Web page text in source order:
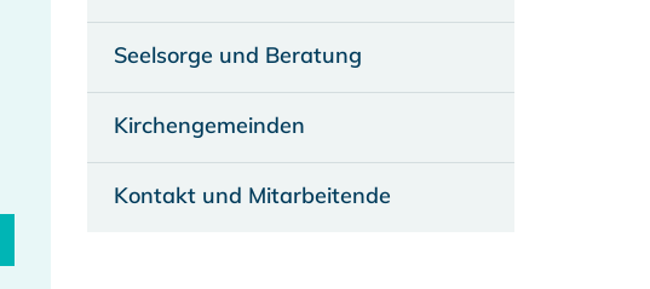
Seelsorge und Beratung
Kirchengemeinden
Kontakt und Mitarbeitende